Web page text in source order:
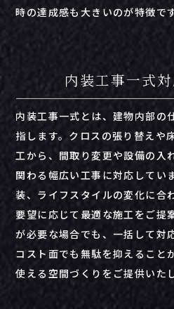
時の達成感も 大きいのが特徴で
内装工事一式
内装工事一式とは、建物内部の
指します。クロスの張り替えや
工から、間取り変更や設備の入
関わる幅広い工事に対応してい
装、ライフスタイルの変化に合
要望に応じて最適な施工をご提
が必要な場合でも、一括して対
コスト面でも無駄を抑えること
使える空間づくりをご提供いた